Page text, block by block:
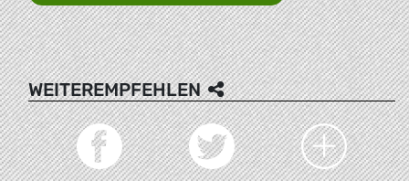
WEITEREMPFEHLEN